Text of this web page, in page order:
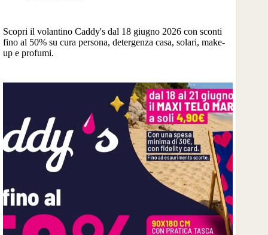
Scopri il volantino Caddy's dal 18 giugno 2026 con sconti
fino al 50% su cura persona, detergenza casa, solari, make-
up e profumi.